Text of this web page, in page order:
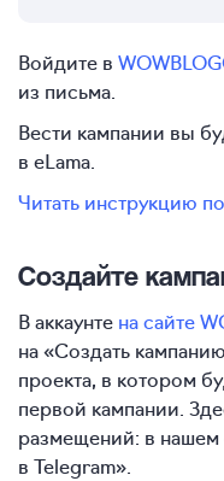
Войдите в
из письма.
Вести кампании вы
в eLama.
Читать инструкцию
Создайте
В аккаунте на сайте
на «Создать
проекта, в котором
первой кампании.
размещений: в нашем
в Telegram».